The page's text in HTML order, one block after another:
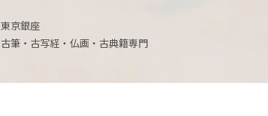
東京銀座
古筆・古写経・仏画・古典籍専門